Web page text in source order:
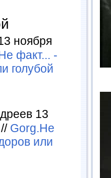
ноября
факт... -
голубой
13
Gorg.Не
или